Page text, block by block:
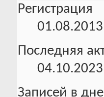
Регистрация
01.08.2013
Последняя
04.10.2023
Записей в